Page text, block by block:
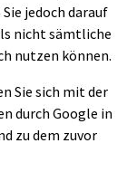
jedoch darauf
nicht sämtliche
nutzen können.
Sie sich mit der
durch Google in
zu dem zuvor